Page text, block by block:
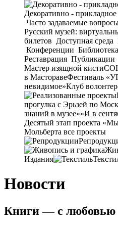
Декоративно -
Часто задаваемые
Русский музей:
билетов Доступная среда
Конференции Библиотека
Реставрация Публикации
Мастер изящной кисти
в МасторавеФестиваль
невидимое»Клуб
прогулка с Эрьзей по
знаний в музее»«И в
Десятый этап проекта
Мольберта все проекты
Издания
Новости
Книги — с любовью